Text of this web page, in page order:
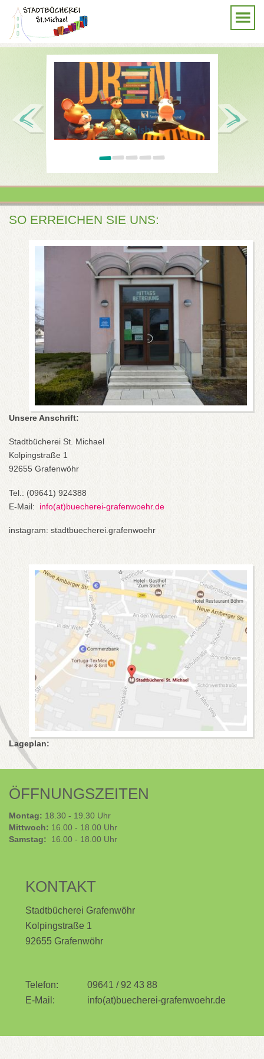
SO ERREICHEN SIE UNS:
Unsere Anschrift:
Stadtbücherei St. Michael
Kolpingstraße 1
92655 Grafenwöhr
Tel.: (09641) 924388
E-Mail: info(at)buecherei-grafenwoehr.de
instagram: stadtbuecherei.grafenwoehr
Lageplan:
ÖFFNUNGSZEITEN
Montag: 18.30 - 19.30 Uhr
Mittwoch: 16.00 - 18.00 Uhr
Samstag: 16.00 - 18.00 Uhr
KONTAKT
Stadtbücherei Grafenwöhr
Kolpingstraße 1
92655 Grafenwöhr
Telefon:
E-Mail:
09641 / 92 43 88
info(at)buecherei-grafenwoehr.de